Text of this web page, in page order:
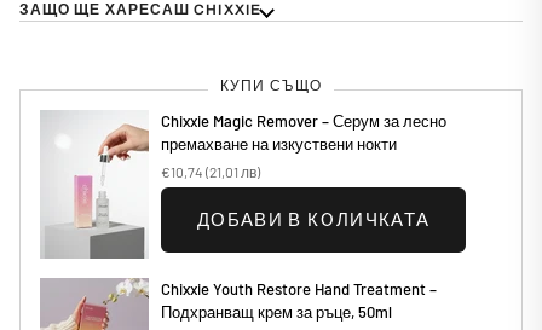
ЗАЩО ЩЕ ХАРЕСАШ CHIXXIE
КУПИ СЪЩО
Chixxie Magic Remover – Серум за лесно
премахване на изкуствени нокти
€10,74 (21,01 лв)
ДОБАВИ В КОЛИЧКАТА
Chixxie Youth Restore Hand Treatment –
Подхранващ крем за ръце, 50ml